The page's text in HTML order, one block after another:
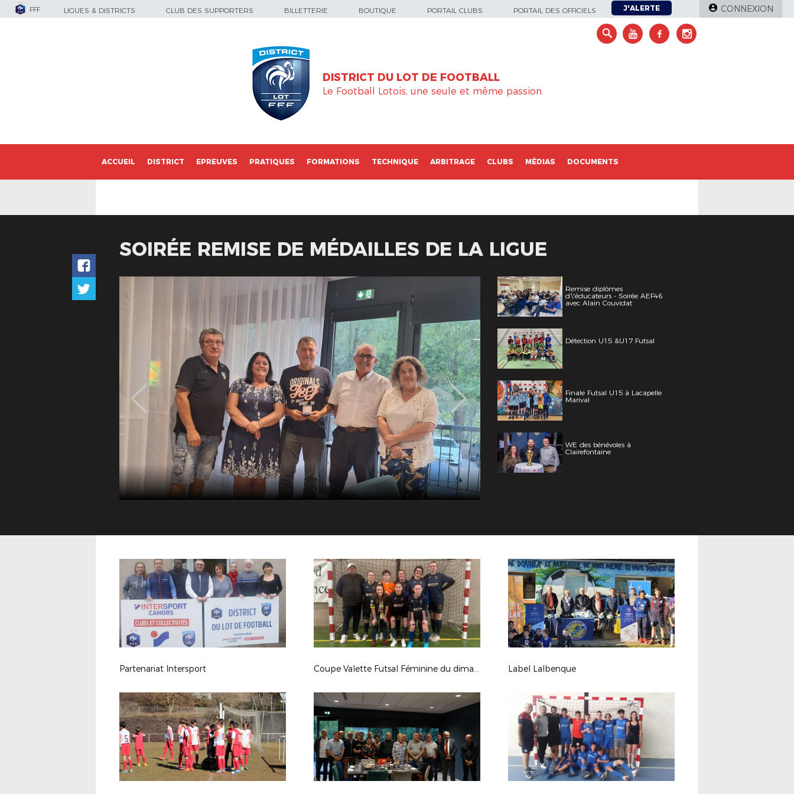
FFF LIGUES & DISTRICTS CLUB DES SUPPORTERS BILLETTERIE BOUTIQUE PORTAIL CLUBS PORTAIL DES OFFICIELS J'ALERTE CONNEXION
DISTRICT DU LOT DE FOOTBALL
Le Football Lotois, une seule et même passion.
ACCUEIL DISTRICT EPREUVES PRATIQUES FORMATIONS TECHNIQUE ARBITRAGE CLUBS MÉDIAS DOCUMENTS
SOIRÉE REMISE DE MÉDAILLES DE LA LIGUE
Remise diplômes
d\'éducateurs - Soirée AEF46
avec Alain Couvidat
Détection U15 &U17 Futsal
Finale Futsal U15 à Lacapelle
Marival
WE des bénévoles à
Clairefontaine
Partenariat Intersport Coupe Valette Futsal Féminine du dimanche 19 janvier 2025 à Figeac Label Lalbenque